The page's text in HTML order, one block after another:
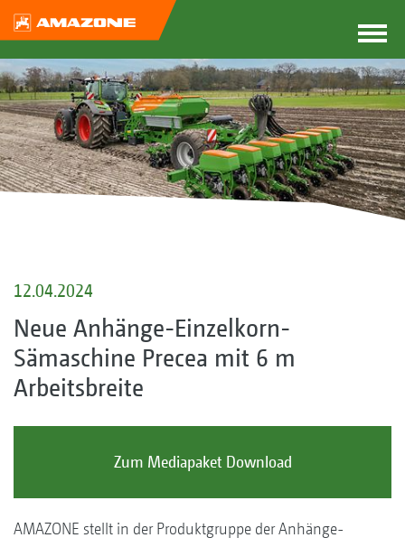
12.04.2024
Neue Anhänge-Einzelkorn-
Sämaschine Precea mit 6 m
Arbeitsbreite
Zum Mediapaket Download
AMAZONE stellt in der Produktgruppe der Anhänge-